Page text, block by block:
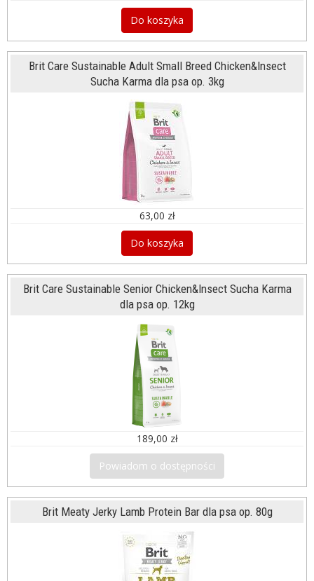
Do koszyka
Brit Care Sustainable Adult Small Breed Chicken&Insect
Sucha Karma dla psa op. 3kg
63,00 zł
Do koszyka
Brit Care Sustainable Senior Chicken&Insect Sucha Karma
dla psa op. 12kg
189,00 zł
Powiadom o dostępności
Brit Meaty Jerky Lamb Protein Bar dla psa op. 80g